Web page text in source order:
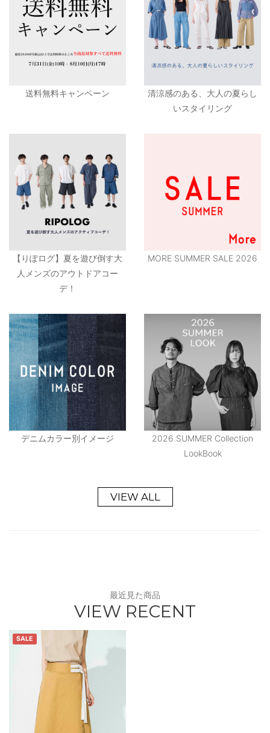
送料無料キャンペーン
清涼感のある、大人の夏らし
いスタイリング
【りぽログ】夏を遊び倒す大
人メンズのアウトドアコー
デ！
MORE SUMMER SALE 2026
デニムカラー別イメージ
2026 SUMMER Collection
LookBook
VIEW ALL
最近見た商品
VIEW RECENT
SALE